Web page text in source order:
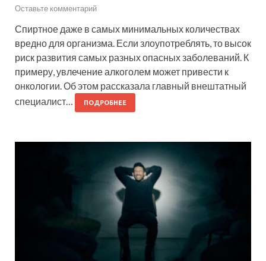
Оставьте комментарий
Спиртное даже в самых минимальных количествах
вредно для организма. Если злоупотреблять, то высок
риск развития самых разных опасных заболеваний. К
примеру, увлечение алкоголем может привести к
онкологии. Об этом рассказала главный внештатный
специалист…
ПОДРОБНЕЕ